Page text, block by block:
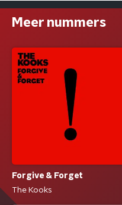
Meer nummers
Forgive & Forget
The Kooks